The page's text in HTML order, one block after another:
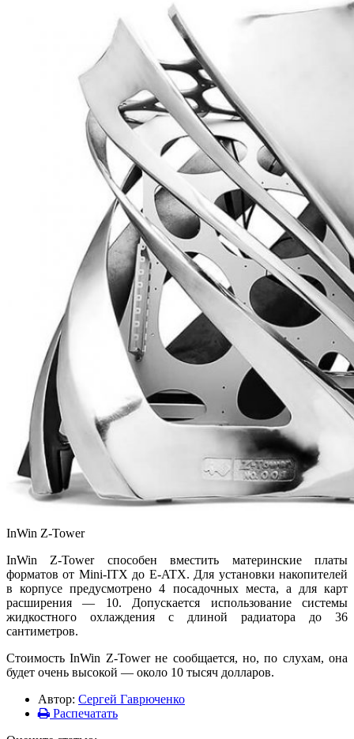
InWin Z-Tower
InWin Z-Tower способен вместить материнские платы
форматов от Mini-ITX до E-ATX. Для установки накопителей
в корпусе предусмотрено 4 посадочных места, а для карт
расширения — 10. Допускается использование системы
жидкостного охлаждения с длиной радиатора до 36
сантиметров.
Стоимость InWin Z-Tower не сообщается, но, по слухам, она
будет очень высокой — около 10 тысяч долларов.
Автор: Сергей Гаврюченко
Распечатать